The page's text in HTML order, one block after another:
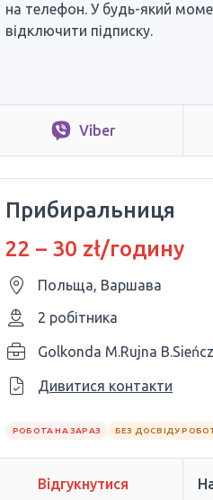
на телефон. У будь-який
відключити підписку.
Viber
Прибиральниця
22 – 30 zł/годину
Польща, Варшава
2 робітника
Дивитися контакти
РОБОТА НА ЗАРАЗ БЕЗ ДОСВІДУ
Відгукнутися